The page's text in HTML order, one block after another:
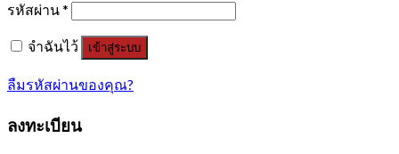
รหัสผ่าน*
จำฉันไว้ เข้าสู่ระบบ
ลืมรหัสผ่านของคุณ?
ลงทะเบียน